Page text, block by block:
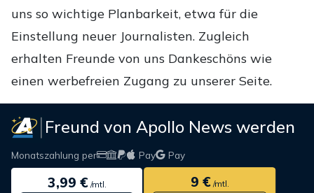
uns so wichtige Planbarkeit, etwa für die
Einstellung neuer Journalisten. Zugleich
erhalten Freunde von uns Dankeschöns wie
einen werbefreien Zugang zu unserer Seite.
Freund von Apollo News werden
Monatszahlung per Pay Pay
3,99 €/mtl. 9 €/mtl.